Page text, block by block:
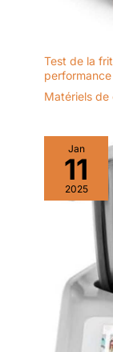
Test de la
Matériels de
Jan
11
2025